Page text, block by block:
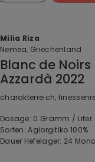
Milia Riza
Nemea, Griechenland
Blanc de
Azzardà 2022
charakterreich,
Dosage: 0 Gramm / Liter
Sorten: Agiorgitiko 100%
Dauer Hefelager: 24